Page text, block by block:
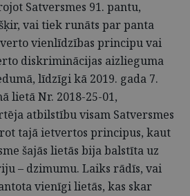
Satversmes 91. pantu,
vai tiek runāts par panta
vienlīdzības principu vai
diskriminācijas aizlieguma
līdzīgi kā 2019. gada 7.
lietā Nr. 2018-25-01,
atbilstību visam Satversmes
tajā ietvertos principus, kaut
šajās lietās bija balstīta uz
– dzimumu. Laiks rādīs, vai
vienīgi lietās, kas skar